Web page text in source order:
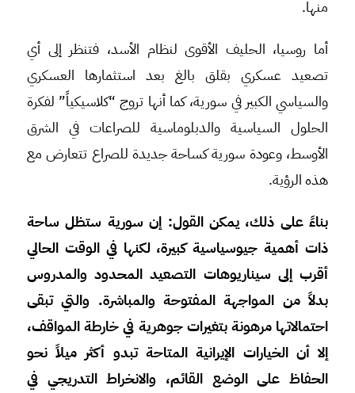
منها.
أما روسيا، الحليف الأقوى لنظام الأسد، فتنظر إلى أي
تصعيد عسكري بقلق بالغ بعد استثمارها العسكري
والسياسي الكبير في سورية، كما أنها تروج “كلاسيكياً” لفكرة
الحلول السياسية والدبلوماسية للصراعات في الشرق
الأوسط، وعودة سورية كساحة جديدة للصراع تتعارض مع
هذه الرؤية.
بناءً على ذلك، يمكن القول: إن سورية ستظل ساحة
ذات أهمية جيوسياسية كبيرة، لكنها في الوقت الحالي
أقرب إلى سيناريوهات التصعيد المحدود والمدروس
بدلاً من المواجهة المفتوحة والمباشرة. والتي تبقى
احتمالاتها مرهونة بتغيرات جوهرية في خارطة المواقف،
إلا أن الخيارات الإيرانية المتاحة تبدو أكثر ميلاً نحو
الحفاظ على الوضع القائم، والانخراط التدريجي في